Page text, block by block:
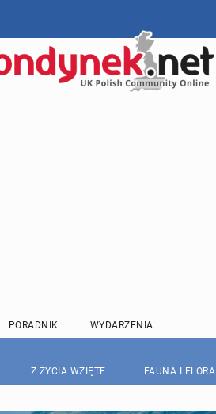
PORADNIK WYDARZENIA
Z ŻYCIA WZIĘTE FAUNA I FLORA